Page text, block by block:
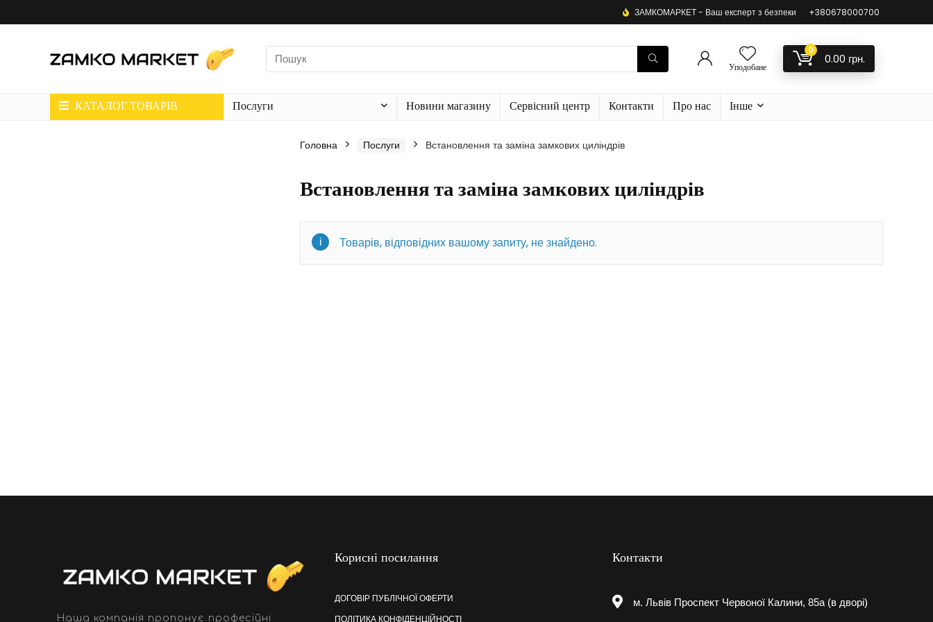
ЗАМКОМАРКЕТ - Ваш експерт з безпеки +380678000700
Уподобане
0
0.00 грн.
КАТАЛОГ ТОВАРІВ Послуги Новини магазину Сервісний центр Контакти Про нас Інше
Головна Послуги Встановлення та заміна замкових циліндрів
Встановлення та заміна замкових циліндрів
Товарів, відповідних вашому запиту, не знайдено.
Наша компанія пропонує професійні
Корисні посилання
ДОГОВІР ПУБЛІЧНОЇ ОФЕРТИ
ПОЛІТИКА КОНФІДЕНЦІЙНОСТІ
Контакти
м. Львів Проспект Червоної Калини, 85а (в дворі)